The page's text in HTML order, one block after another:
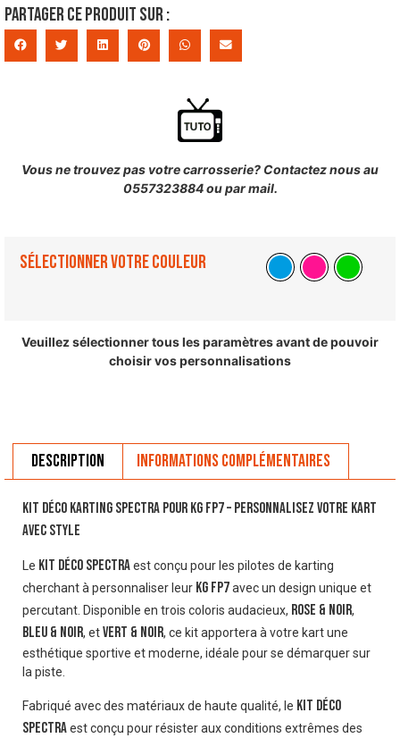
Partager ce produit sur :
Vous ne trouvez pas votre carrosserie? Contactez nous au
0557323884 ou par mail.
Sélectionner votre couleur
Veuillez sélectionner tous les paramètres avant de pouvoir
choisir vos personnalisations
Description Informations complémentaires
Kit déco karting Spectra pour KG FP7 – Personnalisez votre kart
avec style
Le kit déco Spectraest conçu pour les pilotes de karting
cherchant à personnaliser leur KG FP7avec un design unique et
percutant. Disponible en trois coloris audacieux, Rose & Noir,
Bleu & Noir, etVert & Noir, ce kit apportera à votre kart une
esthétique sportive et moderne, idéale pour se démarquer sur
la piste.
Fabriqué avec des matériaux de haute qualité, le kit déco
Spectraest conçu pour résister aux conditions extrêmes des